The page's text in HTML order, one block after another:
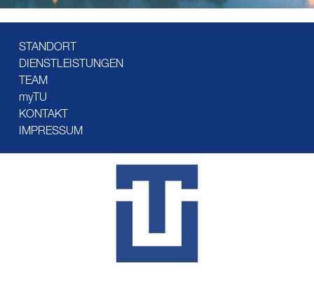
STANDORT
DIENSTLEISTUNGEN
TEAM
myTU
KONTAKT
IMPRESSUM